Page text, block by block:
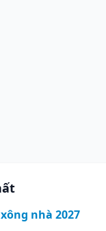
nhà 2027